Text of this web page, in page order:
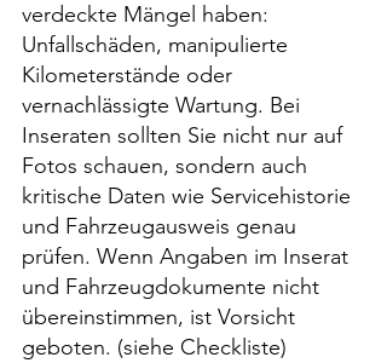
verdeckte Mängel haben:
Unfallschäden, manipulierte
Kilometerstände oder
vernachlässigte Wartung. Bei
Inseraten sollten Sie nicht nur auf
Fotos schauen, sondern auch
kritische Daten wie Servicehistorie
und Fahrzeugausweis genau
prüfen. Wenn Angaben im Inserat
und Fahrzeugdokumente nicht
übereinstimmen, ist Vorsicht
geboten. (siehe Checkliste)